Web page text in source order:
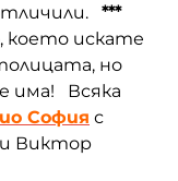
***
което искате
но
има! Всяка
София с
и Виктор